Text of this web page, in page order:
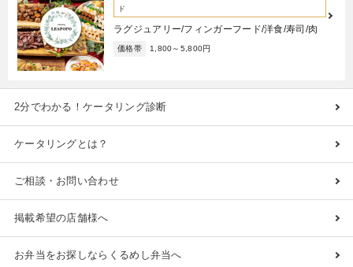
ド
ラグジュアリー/フィンガーフード/洋食/寿司/肉
価格帯 1,800～5,800円
2分でわかる！ケータリング診断
ケータリングとは？
ご相談・お問い合わせ
掲載希望の店舗様へ
お弁当をお探しならくるめし弁当へ